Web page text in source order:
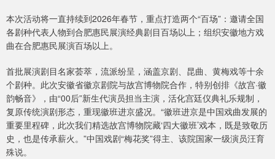
本次活动将一直持续到2026年春节，重点打造两个“百场”：邀请全国
各剧种代表人物到合肥惠民展演经典剧目百场以上；组织安徽地方戏
曲在合肥惠民展演百场以上。
首批展演剧目名家荟萃，流派纷呈，涵盖京剧、昆曲、黄梅戏等十余
个剧种。此次安徽省徽京剧院与故宫博物院合作，特别创排《故宫·徽
韵畅音》，由“00后”新生代演员担当主演，活化宫廷仪典礼乐规制，
复原传统演剧形态，重现徽班进京盛况。“徽班进京是中国戏曲发展的
重要里程碑，此次我们精选故宫博物院藏‘四大徽班’戏本，既是致敬历
史，也是传承薪火。”中国戏剧“梅花奖”得主、该院国家一级演员汪育
殊说。